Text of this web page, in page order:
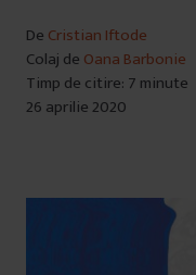
De Cristian Iftode
Colaj de Oana Barbonie
Timp de citire: 7 minute
26 aprilie 2020